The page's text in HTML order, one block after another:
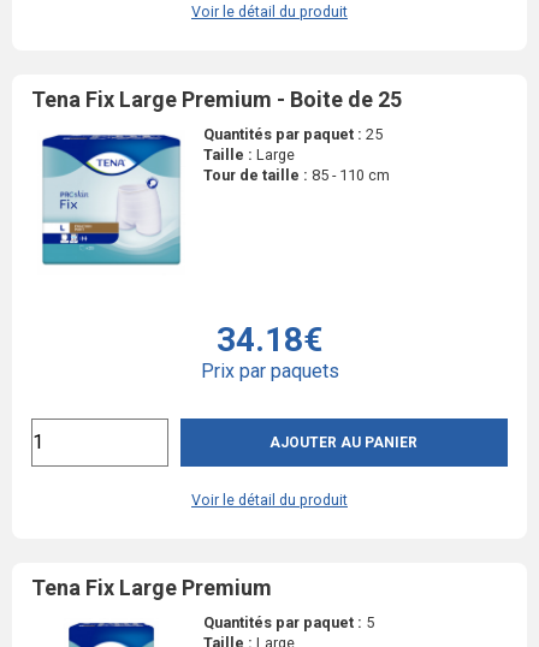
Voir le détail du produit
Tena Fix Large Premium - Boite de 25
Quantités par paquet : 25
Taille : Large
Tour de taille : 85 - 110 cm
34.18€
Prix par paquets
AJOUTER AU PANIER
Voir le détail du produit
Tena Fix Large Premium
Quantités par paquet : 5
Taille : Large